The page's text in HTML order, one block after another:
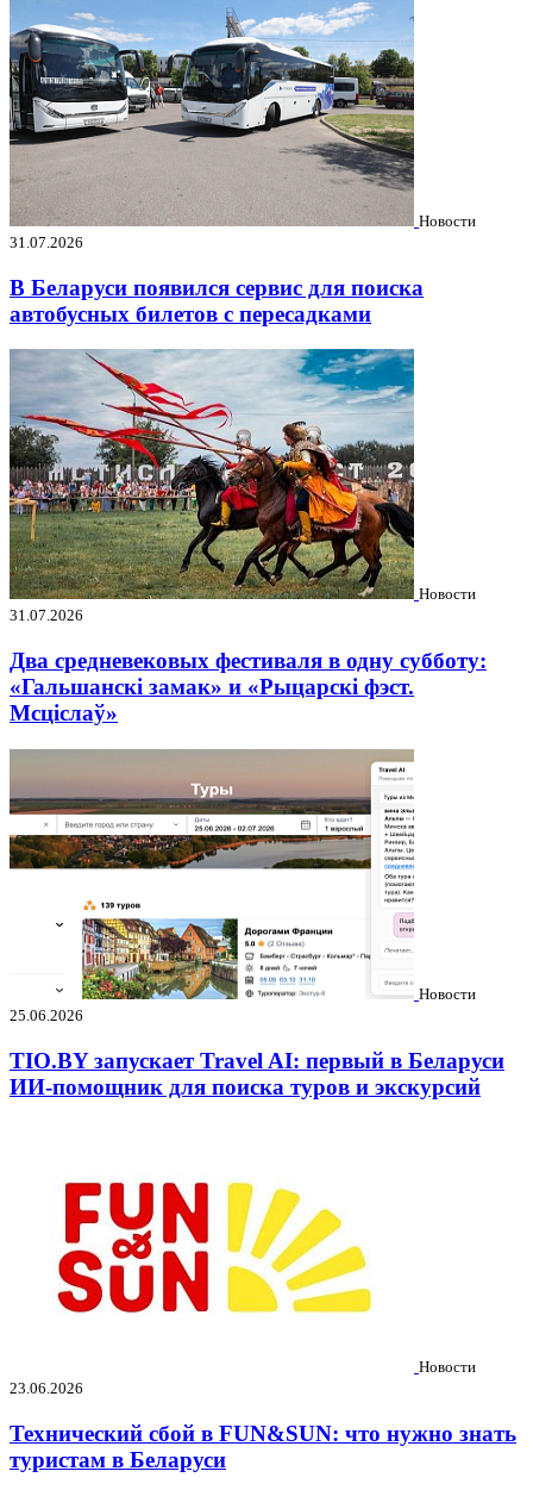
Новости
31.07.2026
В Беларуси появился сервис для поиска
автобусных билетов с пересадками
Новости
31.07.2026
Два средневековых фестиваля в одну субботу:
«Гальшанскі замак» и «Рыцарскі фэст.
Мсціслаў»
Новости
25.06.2026
TIO.BY запускает Travel AI: первый в Беларуси
ИИ-помощник для поиска туров и экскурсий
Новости
23.06.2026
Технический сбой в FUN&SUN: что нужно знать
туристам в Беларуси